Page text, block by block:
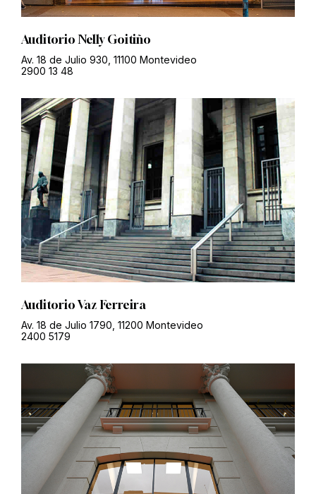
Auditorio Nelly Goitiño
Av. 18 de Julio 930, 11100 Montevideo
2900 13 48
Auditorio Vaz Ferreira
Av. 18 de Julio 1790, 11200 Montevideo
2400 5179